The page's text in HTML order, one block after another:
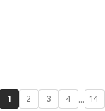
1 2 3 4 ... 14